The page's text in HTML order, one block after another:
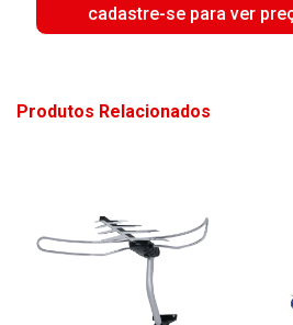
cadastre-se para ver
Produtos Relacionados